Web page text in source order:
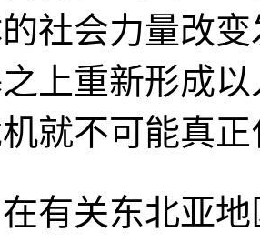
社会力量改
上重新形成
就不可能真
在有关东北亚